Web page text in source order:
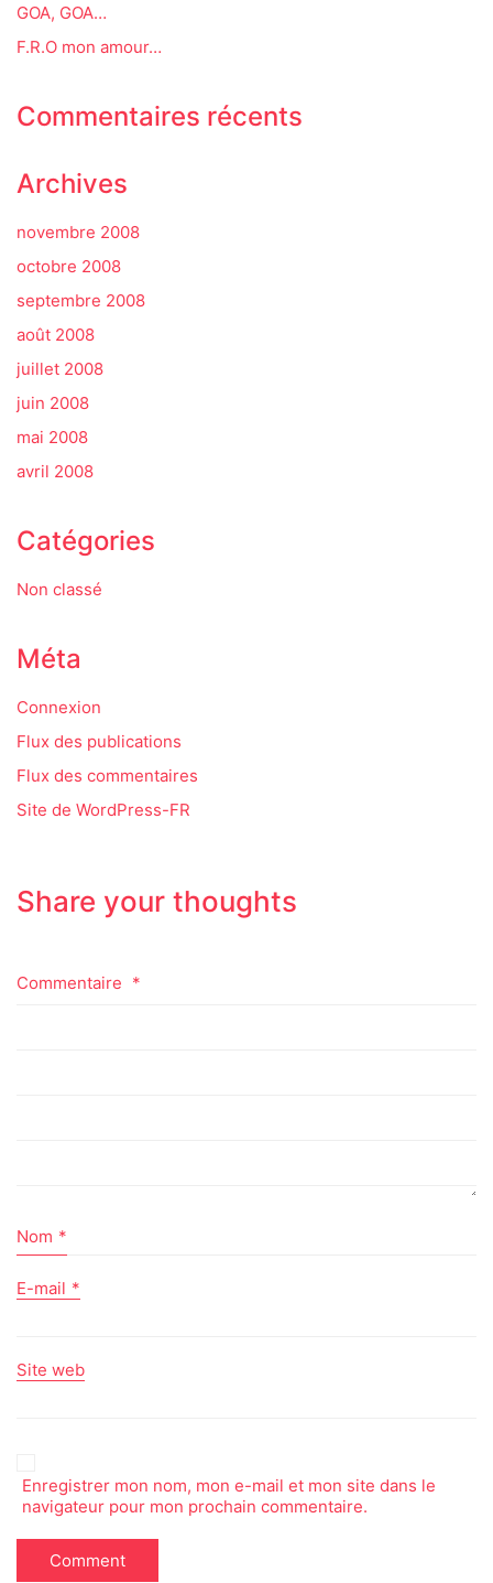
GOA, GOA…
F.R.O mon amour…
Commentaires récents
Archives
novembre 2008
octobre 2008
septembre 2008
août 2008
juillet 2008
juin 2008
mai 2008
avril 2008
Catégories
Non classé
Méta
Connexion
Flux des publications
Flux des commentaires
Site de WordPress-FR
Share your thoughts
Commentaire *
Nom *
E-mail *
Site web
Enregistrer mon nom, mon e-mail et mon site dans le
navigateur pour mon prochain commentaire.